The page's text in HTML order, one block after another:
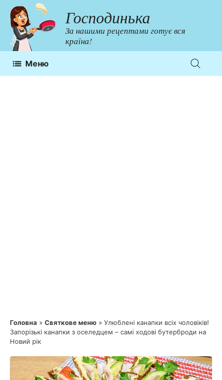
Перейти
до
контенту
Господинька
За нашими рецептами готує вся
країна!
Меню
Головна » Святкове меню » Улюблені канапки всіх чоловіків!
Запорізькі канапки з оселедцем – самі ходові бутерброди на
Новий рік